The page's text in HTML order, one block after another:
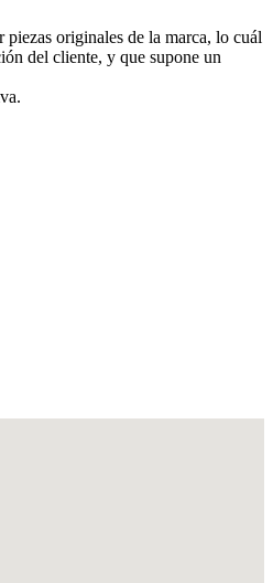
originales de la marca, lo cuál
del cliente, y que supone un